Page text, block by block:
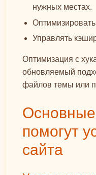
нужных местах.
Управлять
Оптимизация с
обновляемый
файлов темы или
Основные
помогут
сайта